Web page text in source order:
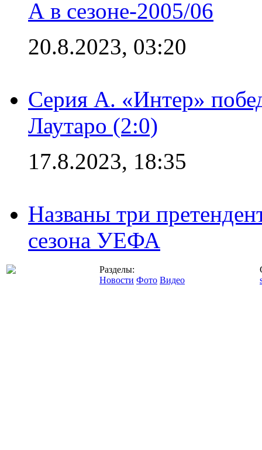
А в сезоне-2005/06
20.8.2023, 03:20
Серия А. «Интер»
Лаутаро (2:0)
17.8.2023, 18:35
Названы три
сезона УЕФА
Разделы:
Новости Фото Видео